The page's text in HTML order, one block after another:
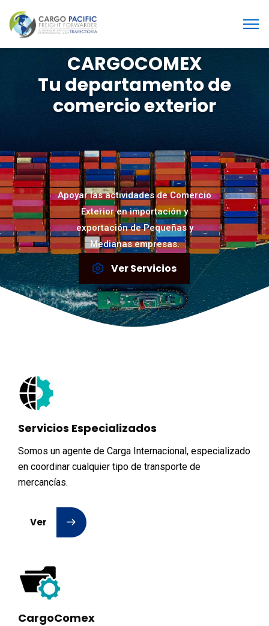
Apoyar las actividades de Comercio
Exterior en importación y
exportación de Pequeñas y
Medianas empresas.
Ver Servicios
CARGOCOMEX
Tu departamento de
comercio exterior
Servicios Especializados
Somos un agente de Carga Internacional, especializado
en coordinar cualquier tipo de transporte de
mercancías.
Ver
CargoComex